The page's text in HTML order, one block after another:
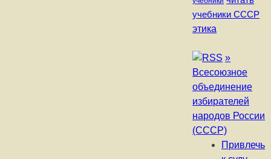
учебники СССР
этика
»
Всесоюзное
объединение
избирателей
народов России
(СССР)
Привлечь